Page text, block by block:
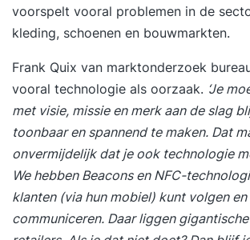
voorspelt vooral problemen in de
kleding, schoenen en bouwmarkten.
Frank Quix van marktonderzoek
vooral technologie als oorzaak. ‘Je
met visie, missie en merk aan de slag
toonbaar en spannend te maken. Dat
onvermijdelijk dat je ook technologie
We hebben Beacons en NFC-
klanten (via hun mobiel) kunt volgen
communiceren. Daar liggen